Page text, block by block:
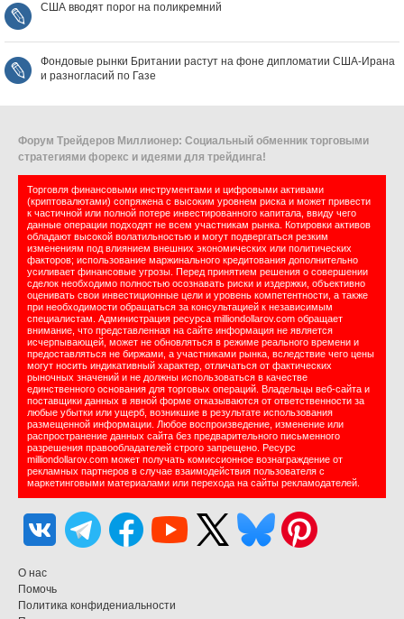
США вводят порог на поликремний
Фондовые рынки Британии растут на фоне дипломатии США‑Ирана
и разногласий по Газе
Форум Трейдеров Миллионер: Социальный обменник торговыми
стратегиями форекс и идеями для трейдинга!
Торговля финансовыми инструментами и цифровыми активами
(криптовалютами) сопряжена с высоким уровнем риска и может привести
к частичной или полной потере инвестированного капитала, ввиду чего
данные операции подходят не всем участникам рынка. Котировки активов
обладают высокой волатильностью и могут подвергаться резким
изменениям под влиянием внешних экономических или политических
факторов; использование маржинального кредитования дополнительно
усиливает финансовые угрозы. Перед принятием решения о совершении
сделок необходимо полностью осознавать риски и издержки, объективно
оценивать свои инвестиционные цели и уровень компетентности, а также
при необходимости обращаться за консультацией к независимым
специалистам. Администрация ресурса milliondollarov.com обращает
внимание, что представленная на сайте информация не является
исчерпывающей, может не обновляться в режиме реального времени и
предоставляться не биржами, а участниками рынка, вследствие чего цены
могут носить индикативный характер, отличаться от фактических
рыночных значений и не должны использоваться в качестве
единственного основания для торговых операций. Владельцы веб-сайта и
поставщики данных в явной форме отказываются от ответственности за
любые убытки или ущерб, возникшие в результате использования
размещенной информации. Любое воспроизведение, изменение или
распространение данных сайта без предварительного письменного
разрешения правообладателей строго запрещено. Ресурс
milliondollarov.com может получать комиссионное вознаграждение от
рекламных партнеров в случае взаимодействия пользователя с
маркетинговыми материалами или перехода на сайты рекламодателей.
О нас
Помочь
Политика конфидениальности